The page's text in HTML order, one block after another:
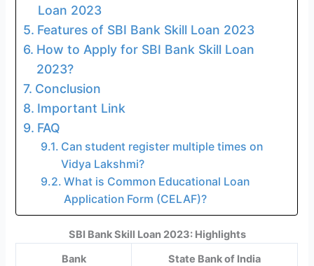
Loan 2023
Features of SBI Bank Skill Loan 2023
How to Apply for SBI Bank Skill Loan
2023?
Conclusion
Important Link
FAQ
Can student register multiple times on
Vidya Lakshmi?
What is Common Educational Loan
Application Form (CELAF)?
SBI Bank Skill Loan 2023: Highlights
Bank
State Bank of India